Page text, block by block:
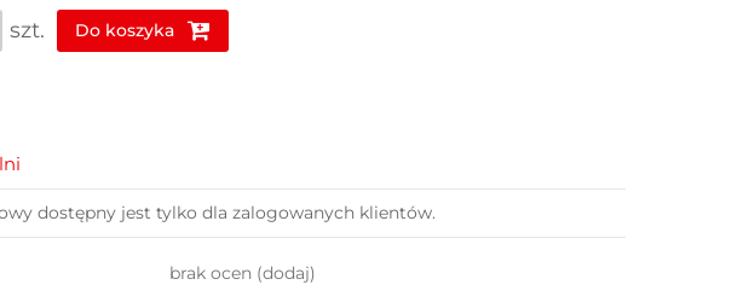
szt. Do koszyka
dostępny jest tylko dla zalogowanych klientów.
brak ocen (dodaj)